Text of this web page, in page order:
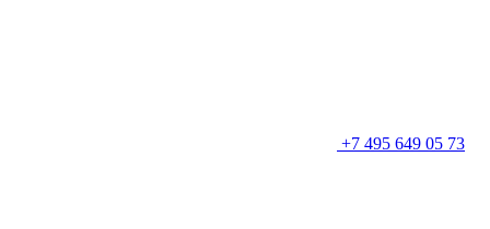
+7 495 649 05 73